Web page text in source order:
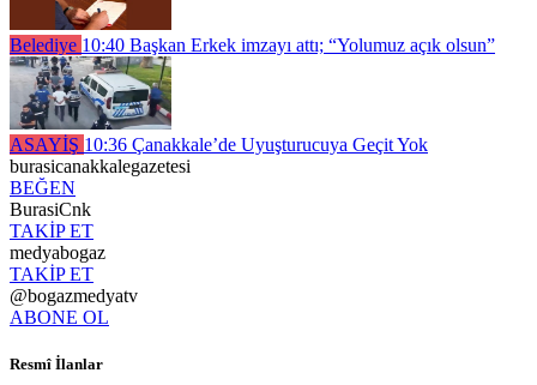
Belediye 10:40 Başkan Erkek imzayı attı; “Yolumuz açık olsun”
ASAYİŞ 10:36 Çanakkale’de Uyuşturucuya Geçit Yok
burasicanakkalegazetesi
BEĞEN
BurasiCnk
TAKİP ET
medyabogaz
TAKİP ET
@bogazmedyatv
ABONE OL
Resmî İlanlar